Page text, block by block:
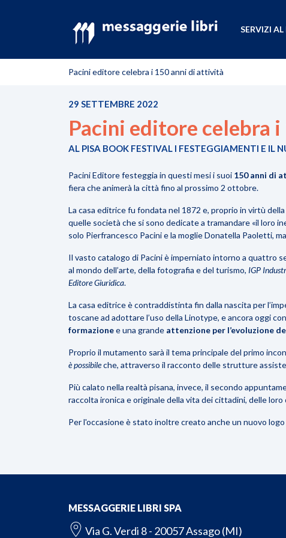
SERVIZI
Pacini editore celebra i 150 anni di attività
29 SETTEMBRE 2022
Pacini editore celebra
AL PISA BOOK FESTIVAL I FESTEGGIAMENTI E IL
Pacini Editorefesteggia in questi mesi i suoi 150 anni di
fiera che animerà la città fino al prossimo 2 ottobre.
La casa editrice fu fondata nel 1872 e, proprio in virtù
quelle società che si sono dedicate a tramandare «il loro
solo Pierfrancesco Pacini e la moglie Donatella Paoletti,
Il vasto catalogo di Pacini è imperniato intorno a quattro
al mondo dell’arte, della fotografia e del turismo, IGP
Editore Giuridica.
La casa editrice è contraddistinta fin dalla nascita per
toscane ad adottare l’uso della Linotype, e ancora oggi
formazionee una grande attenzione per l’evoluzione
Proprio il mutamento sarà il tema principale del primo
è possibileche, attraverso il racconto delle strutture
Più calato nella realtà pisana, invece, il secondo
raccolta ironica e originale della vita dei cittadini, delle
Per l'occasione è stato inoltre creato anche un nuovo
MESSAGGERIE LIBRI SPA
Via G. Verdi 8 - 20057 Assago (MI)